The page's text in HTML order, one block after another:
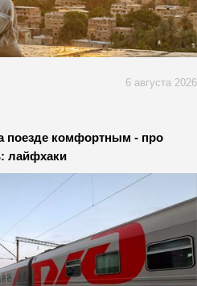
6 августа 2026
поезде комфортным - про
лайфхаки